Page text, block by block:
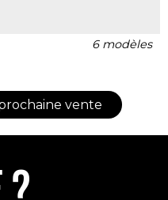
6 modèles